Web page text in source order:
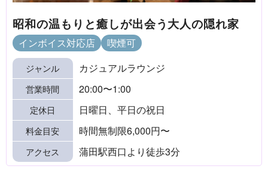
昭和の温もりと癒しが出会う大人の隠れ家
インボイス対応店 喫煙可
ジャンル カジュアルラウンジ
営業時間 20:00〜1:00
定休日 日曜日、平日の祝日
料金目安 時間無制限6,000円〜
アクセス 蒲田駅西口より徒歩3分